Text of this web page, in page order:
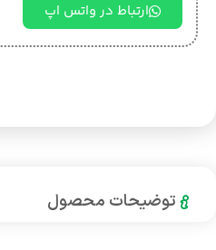
ارتباط در واتس اپ
توضیحات محصول